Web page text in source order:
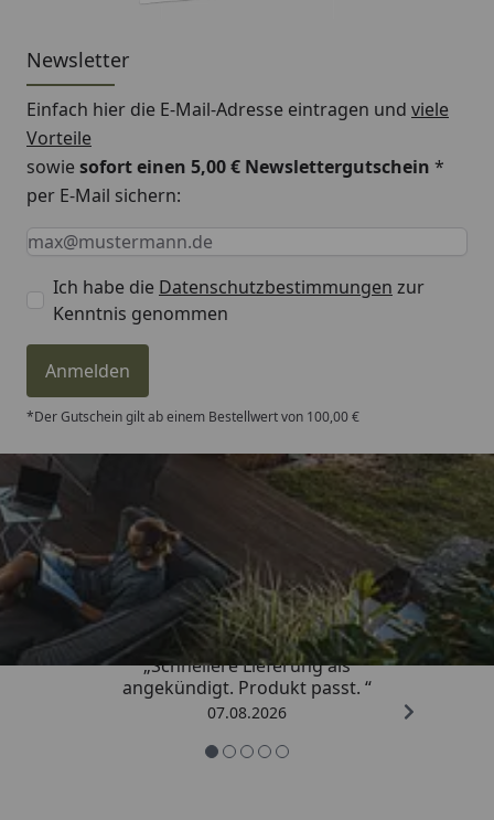
Newsletter
Einfach hier die E-Mail-Adresse eintragen und viele
Vorteile
sowiesofort einen 5,00 € Newslettergutschein *
per E-Mail sichern:
Keine Eingabe erforderlich
Eingabe erforderlich
E-Mail *
Ich habe die Datenschutzbestimmungen zur
Kenntnis genommen
Anmelden
*Der Gutschein gilt ab einem Bestellwert von 100,00 €
Trusted Shops
4,81/ 5
„Schnellere Lieferung als
angekündigt. Produkt passt. “
07.08.2026